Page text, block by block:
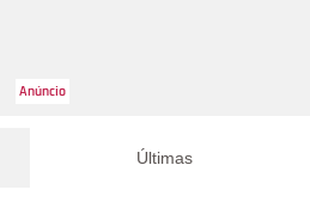
Últimas